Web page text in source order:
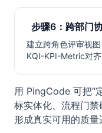
步骤6：跨部门
建立跨角色评审视
KQI-KPI-Metric对齐
用 PingCode 可把“
标实体化、流程门禁
形成真实可用的质量